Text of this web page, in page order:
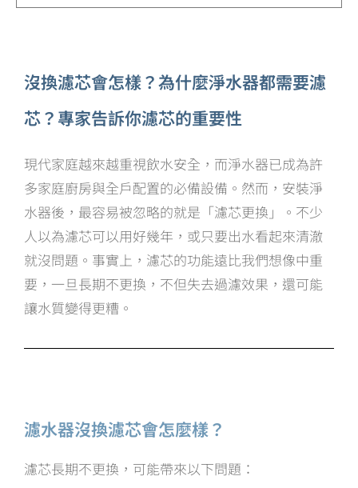
沒換濾芯會怎樣？為什麼淨水器都需要濾
芯？專家告訴你濾芯的重要性
現代家庭越來越重視飲水安全，而淨水器已成為許
多家庭廚房與全戶配置的必備設備。然而，安裝淨
水器後，最容易被忽略的就是「濾芯更換」。不少
人以為濾芯可以用好幾年，或只要出水看起來清澈
就沒問題。事實上，濾芯的功能遠比我們想像中重
要，一旦長期不更換，不但失去過濾效果，還可能
讓水質變得更糟。
濾水器沒換濾芯會怎麼樣？
濾芯長期不更換，可能帶來以下問題：